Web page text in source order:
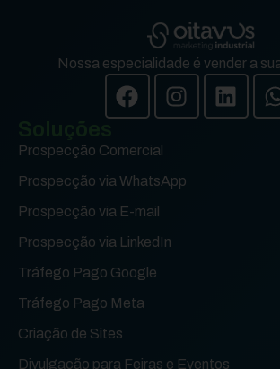
Nossa especialidade é vender a
Prospecção Comercial
Prospecção via WhatsApp
Prospecção via E-mail
Prospecção via LinkedIn
Tráfego Pago Google
Tráfego Pago Meta
Criação de Sites
Divulgação para Feiras e Eventos